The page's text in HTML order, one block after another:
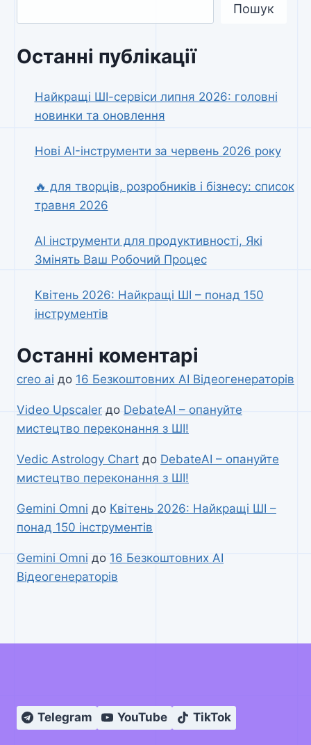
Пошук
Останні публікації
Найкращі ШІ-сервіси липня 2026: головні
новинки та оновлення
Нові AI-інструменти за червень 2026 року
🔥 для творців, розробників і бізнесу: список
травня 2026
AI інструменти для продуктивності, Які
Змінять Ваш Робочий Процес
Квітень 2026: Найкращі ШІ – понад 150
інструментів
Останні коментарі
creo ai до 16 Безкоштовних AI Відеогенераторів
Video Upscaler до DebateAI – опануйте
мистецтво переконання з ШІ!
Vedic Astrology Chart до DebateAI – опануйте
мистецтво переконання з ШІ!
Gemini Omni до Квітень 2026: Найкращі ШІ –
понад 150 інструментів
Gemini Omni до 16 Безкоштовних AI
Відеогенераторів
Telegram YouTube TikTok